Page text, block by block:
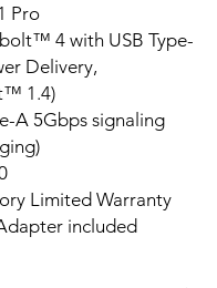
Pro
4 with USB Type-
Delivery,
1.4)
A 5Gbps signaling
Limited Warranty
included